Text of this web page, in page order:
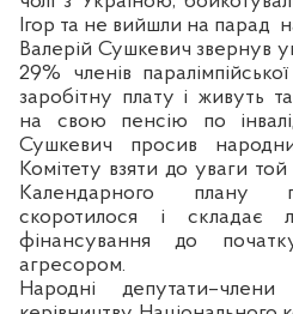
Ігор та не вийшли на парад
Валерій Сушкевич звернув
29% членів
заробітну плату і живуть
на свою пенсію по
Сушкевич просив
Комітету взяти до уваги
Календарного плану
скоротилося і
фінансування до
агресором.
Народні депутати–члени